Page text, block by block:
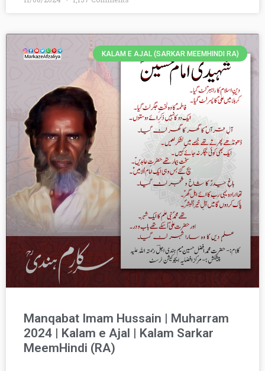
KALAM E AJAL (SARKAR MEEMHINDI RA)
Manqabat Imam Hussain | Muharram
2024 | Kalam e Ajal | Kalam Sarkar
MeemHindi (RA)